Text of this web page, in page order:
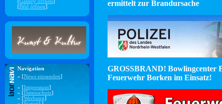
[Gallery öffnen]
[Bild öffnen]
Navigation
» [News einsenden]
» [Impressum]
» [Datenschutz]
» [Werbung]
ermittelt zur Brandursache
GROSSBRAND! Bowlingcenter
Feuerwehr Borken im Einsatz!